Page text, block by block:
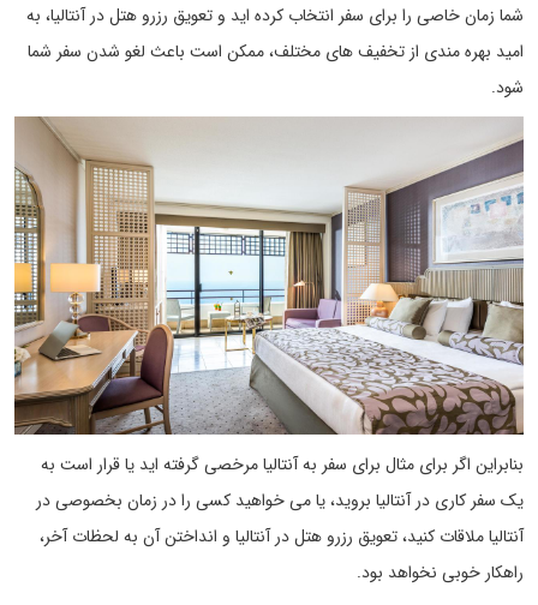
شما زمان خاصی را برای سفر انتخاب کرده اید و تعویق رزرو هتل در آنتالیا، به
امید بهره مندی از تخفیف های مختلف، ممکن است باعث لغو شدن سفر شما
شود.
بنابراین اگر برای مثال برای سفر به آنتالیا مرخصی گرفته اید یا قرار است به
یک سفر کاری در آنتالیا بروید، یا می خواهید کسی را در زمان بخصوصی در
آنتالیا ملاقات کنید، تعویق رزرو هتل در آنتالیا و انداختن آن به لحظات آخر،
راهکار خوبی نخواهد بود.